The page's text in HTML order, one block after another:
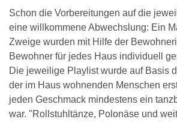
Schon die Vorbereitungen auf die
eine willkommene Abwechslung: Ein
Zweige wurden mit Hilfe der
Bewohner für jedes Haus individuell
Die jeweilige Playlist wurde auf Basis
der im Haus wohnenden Menschen
jeden Geschmack mindestens ein
war. "Rollstuhltänze, Polonäse und